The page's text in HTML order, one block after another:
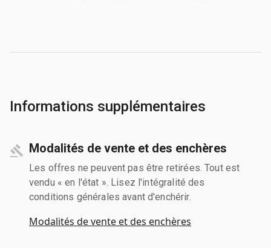
Informations supplémentaires
Modalités de vente et des enchères
Les offres ne peuvent pas être retirées. Tout est
vendu « en l'état ». Lisez l'intégralité des
conditions générales avant d'enchérir.
Modalités de vente et des enchères